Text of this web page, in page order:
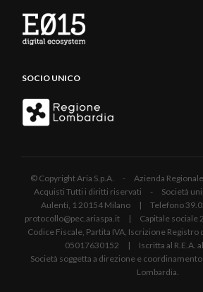
SOCIO UNICO
© Copyright Aria S.p.A. - Azienda
Acquisti Tutti i diritti riservati - Società
Aulenti, 1 20154 Milano | Telefono
protocollo@pec.ariaspa.it | Capitale sociale
Codice Fiscale, Partita IVA, Iscrizione
05017630152 | Iscritta al R.E.A.
Società soggetta a direzione e
Lombardia.